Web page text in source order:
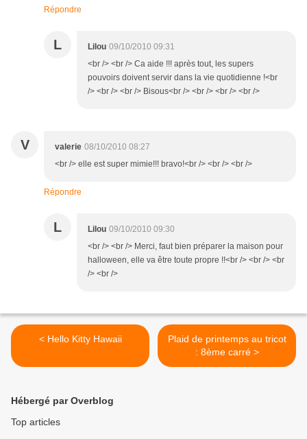
Répondre
L Lilou 09/10/2010 09:31
<br /> <br /> Ca aide !!! après tout, les supers
pouvoirs doivent servir dans la vie quotidienne !<br
/> <br /> <br /> Bisous<br /> <br /> <br /> <br />
V valerie 08/10/2010 08:27
<br /> elle est super mimie!!! bravo!<br /> <br /> <br />
Répondre
L Lilou 09/10/2010 09:30
<br /> <br /> Merci, faut bien préparer la maison pour
halloween, elle va être toute propre !!<br /> <br /> <br
/> <br />
< Hello Kitty Hawaii
Plaid de printemps au tricot
: 8ème carré >
Hébergé par Overblog
Top articles